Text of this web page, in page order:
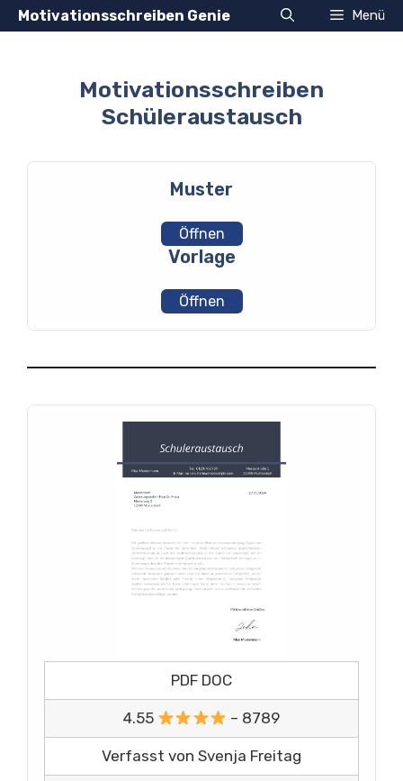
Zum
Inhalt
Motivationsschreiben Genie Menü
Motivationsschreiben
Schüleraustausch
Muster
Öffnen
Vorlage
Öffnen
PDF DOC
4.55 – 8789
Verfasst von Svenja Freitag